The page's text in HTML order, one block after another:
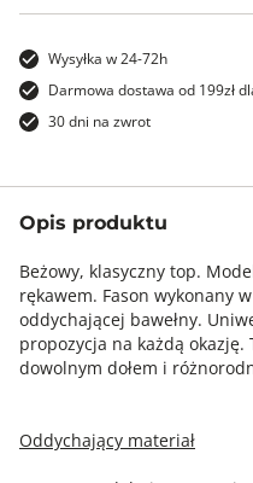
Wysyłka w 24-72h
Darmowa dostawa od 199zł
30 dni na zwrot
Opis produktu
Beżowy, klasyczny top.
rękawem. Fason wykonany
oddychającej bawełny.
propozycja na każdą okazję.
dowolnym dołem i
Oddychający materiał